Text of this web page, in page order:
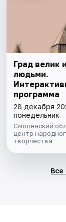
Град велик
людьми.
программа
28 декабря
понедельник
Смоленский
центр
творчества
Все